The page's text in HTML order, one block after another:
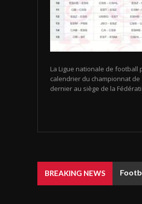
La Ligue nationale de
calendrier du championnat de
dernier au siège de la
BREAKING NEWS